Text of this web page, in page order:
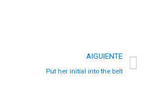
AIGUIENTE
Put her initial into the belt